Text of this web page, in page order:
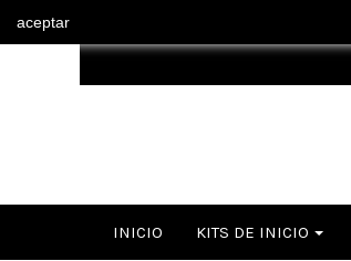
INICIO KITS DE INICIO
aceptar